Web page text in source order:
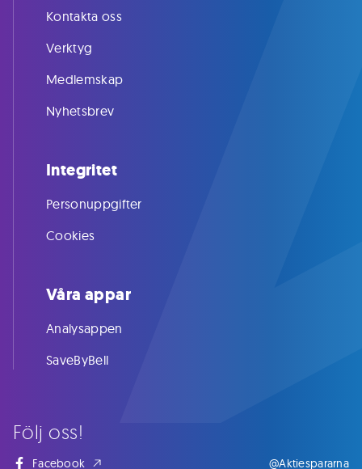
Följ oss!
Facebook @Aktiespararna
Kontakta oss
Verktyg
Medlemskap
Nyhetsbrev
Integritet
Personuppgifter
Cookies
Våra appar
Analysappen
SaveByBell